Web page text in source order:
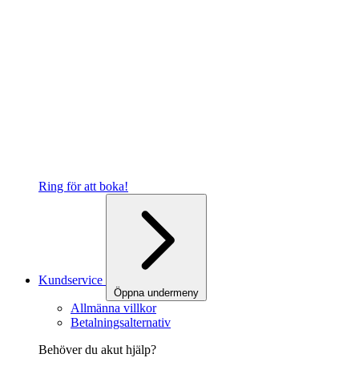
Ring för att boka!
Kundservice
Öppna undermeny
Allmänna villkor
Betalningsalternativ
Behöver du akut hjälp?